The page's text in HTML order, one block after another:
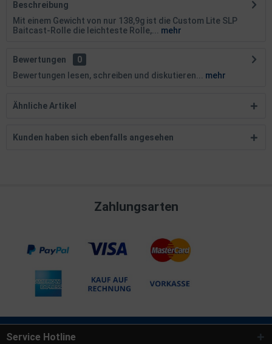
Beschreibung
Mit einem Gewicht von nur 138,9g ist die Custom Lite SLP
Baitcast-Rolle die leichteste Rolle,...
mehr
Bewertungen
0
Bewertungen lesen, schreiben und diskutieren...
mehr
Ähnliche Artikel
Kunden haben sich ebenfalls angesehen
Zahlungsarten
Service Hotline